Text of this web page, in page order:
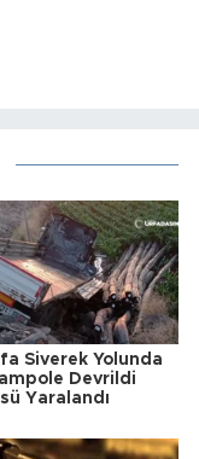
Siverek Yolunda
Devrildi
Yaralandı